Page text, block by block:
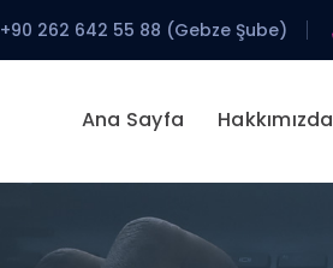
+90 262 642 55 88 (Gebze Şube)
Ana Sayfa Hakkımızda